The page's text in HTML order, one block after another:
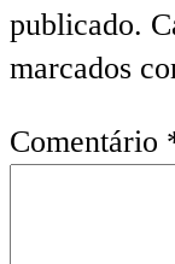
publicado.
marcados
Comentário